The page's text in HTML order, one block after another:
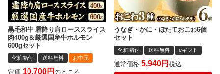
黒毛和牛 霜降り肩ローススライス
肉400g＆厳選国産牛ホルモン
600gセット
化粧箱付 送料無料 お中元
定価 10,700 のところ
うなぎ・かに・ほたておこわ6個
セット
化粧箱付 送料無料 eギフト
通常価格 5,940 税込